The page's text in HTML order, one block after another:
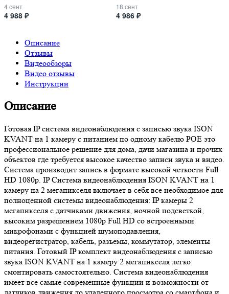
4 сент
4 988 ₽
18 сент
4 986 ₽
Описание
Отзывы
Видеообзоры
Видео отзывы
Инструкции
Описание
Готовая IP система видеонаблюдения с записью звука ISON
KVANT на 1 камеру с питанием по одному кабелю POE это
профессиональное решение для дома, дачи магазина и прочих
объектов где требуется высокое качество записи звука и видео.
Система производит запись в формате высокой четкости Full
HD 1080p. IP Система видеонаблюдения ISON KVANT на 1
камеру на 2 мегапикселя включает в себя все необходимое для
полноценной системы видеонаблюдения: IP камеры 2
мегапикселя с датчиками движения, ночной подсветкой,
высоким разрешением 1080p Full HD со встроенными
микрофонами с функцией шумоподавления,
видеорегистратор, кабель, разъемы, коммутатор, элементы
питания. Готовый IP комплект видеонаблюдения с записью
звука ISON KVANT на 1 камеру 2 мегапикселя легко
смонтировать самостоятельно. Система видеонаблюдения
имеет все самые современные функции и возможности от
датчиков движения до удаленного просмотра со смартфона и